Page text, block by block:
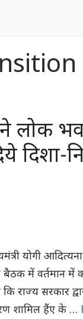
ने लोक
दिशा-
योगी
बैठक में वर्तमान में
राज्य सरकार
शामिल हैंए के …